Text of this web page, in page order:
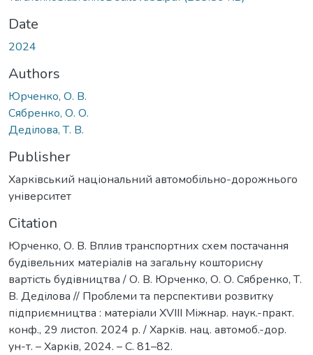
Date
2024
Authors
Юрченко, О. В.
Сябренко, О. О.
Деділова, Т. В.
Publisher
Харківський національний автомобільно-дорожнього
університет
Citation
Юрченко, О. В. Вплив транспортних схем постачання
будівельних матеріалів на загальну кошторисну
вартість будівництва / О. В. Юрченко, О. О. Сябренко, Т.
В. Деділова // Проблеми та перспективи розвитку
підприємництва : матеріали ХVІІI Міжнар. наук.-практ.
конф., 29 листоп. 2024 р. / Харків. нац. автомоб.-дор.
ун-т. – Харків, 2024. – С. 81–82.